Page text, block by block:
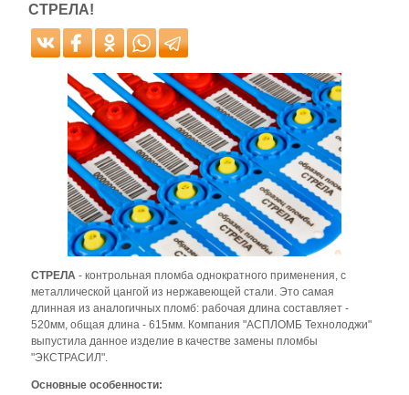
СТРЕЛА!
СТРЕЛА - контрольная пломба однократного применения, с
металлической цангой из нержавеющей стали. Это самая
длинная из аналогичных пломб: рабочая длина составляет -
520мм, общая длина - 615мм. Компания "АСПЛОМБ Технолоджи"
выпустила данное изделие в качестве замены пломбы
"ЭКСТРАСИЛ".
Основные особенности: